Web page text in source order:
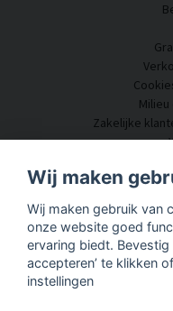
Zakelijke
Neem
Wij maken
Wij maken gebruik van
onze website goed
ervaring biedt.
accepteren’ te klikken
instellingen